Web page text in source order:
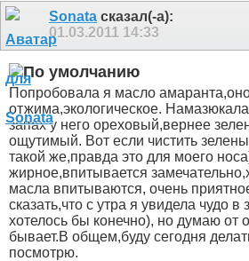
Sonata сказал(-а):
01.03.2011 14:33
Попробовала я масло
отжима,экологическое.
запах у него ореховый,вернее
ощутимый. Вот если чистить
такой же,правда это для моего
жирное,впитывается
масла впитываются, очень
сказать,что с утра я увидела чудо в
хотелось бы конечно), но думаю от
бывает.В общем,буду сегодня
посмотрю.